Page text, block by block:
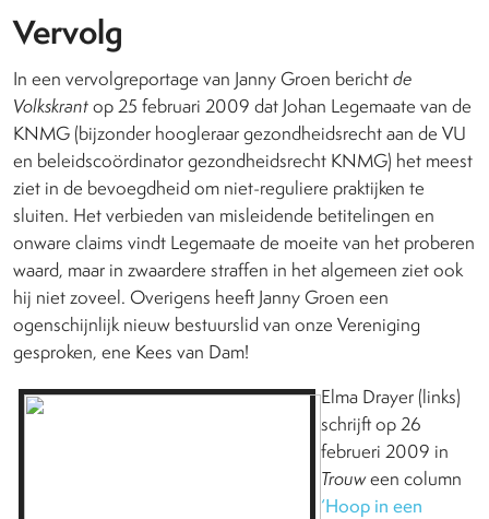
Vervolg
In een vervolgreportage van Janny Groen berichtde
Volkskrantop 25 februari 2009 dat Johan Legemaate van de
KNMG (bijzonder hoogleraar gezondheidsrecht aan de VU
en beleidscoördinator gezondheidsrecht KNMG) het meest
ziet in de bevoegdheid om niet-reguliere praktijken te
sluiten. Het verbieden van misleidende betitelingen en
onware claims vindt Legemaate de moeite van het proberen
waard, maar in zwaardere straffen in het algemeen ziet ook
hij niet zoveel. Overigens heeft Janny Groen een
ogenschijnlijk nieuw bestuurslid van onze Vereniging
gesproken, ene Kees van Dam!
Elma Drayer (links)
schrijft op 26
februeri 2009 in
Trouween column
‘Hoop in een